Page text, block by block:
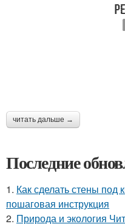
читать дальше →
Последние
1. Как сделать стены под
пошаговая инструкция
2. Природа и экология